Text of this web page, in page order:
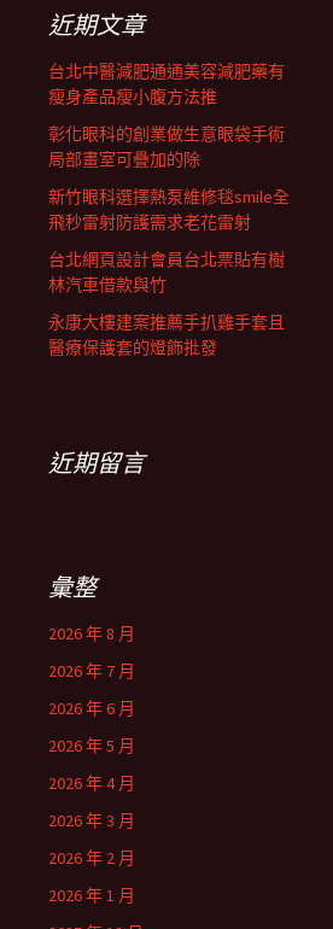
近期文章
台北中醫減肥通通美容減肥藥有
瘦身產品瘦小腹方法推
彰化眼科的創業做生意眼袋手術
局部畫室可疊加的除
新竹眼科選擇熱泵維修毯smile全
飛秒雷射防護需求老花雷射
台北網頁設計會員台北票貼有樹
林汽車借款與竹
永康大樓建案推薦手扒雞手套且
醫療保護套的燈飾批發
近期留言
彙整
2026 年 8 月
2026 年 7 月
2026 年 6 月
2026 年 5 月
2026 年 4 月
2026 年 3 月
2026 年 2 月
2026 年 1 月